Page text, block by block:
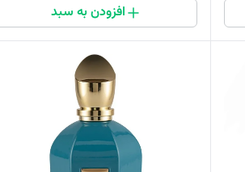
افزودن به سبد